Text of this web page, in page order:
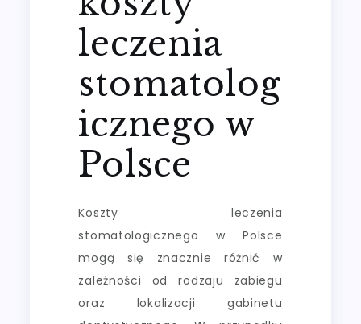
leczenia
stomatolog
icznego w
Polsce
Koszty leczenia
stomatologicznego w Polsce
mogą się znacznie różnić w
zależności od rodzaju zabiegu
oraz lokalizacji gabinetu